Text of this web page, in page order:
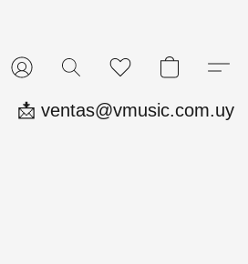
📩 ventas@vmusic.com.uy